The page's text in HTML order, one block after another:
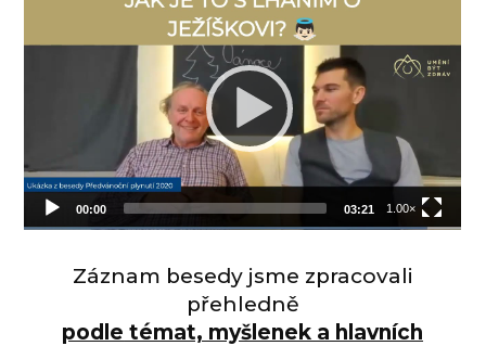
Záznam besedy jsme zpracovali
přehledně
podle témat, myšlenek a hlavních